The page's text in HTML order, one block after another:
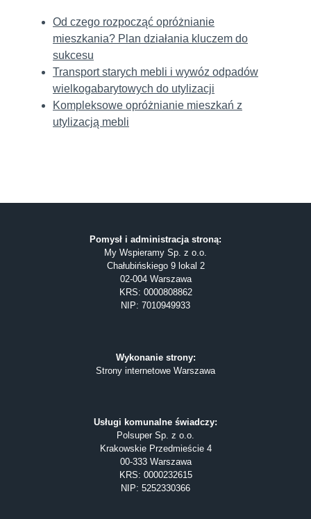
Od czego rozpocząć opróżnianie
mieszkania? Plan działania kluczem do
sukcesu
Transport starych mebli i wywóz odpadów
wielkogabarytowych do utylizacji
Kompleksowe opróżnianie mieszkań z
utylizacją mebli
Pomysł i administracja stroną:
My Wspieramy Sp. z o.o.
Chałubińskiego 9 lokal 2
02-004 Warszawa
KRS: 0000808862
NIP: 7010949933
Wykonanie strony:
Strony internetowe Warszawa
Usługi komunalne świadczy:
Polsuper Sp. z o.o.
Krakowskie Przedmieście 4
00-333 Warszawa
KRS: 0000232615
NIP: 5252330366